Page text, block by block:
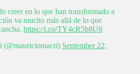
creer en lo que han transformado a
va mucho más allá de lo que
https://t.co/TY4cR5b8U6
September 22,